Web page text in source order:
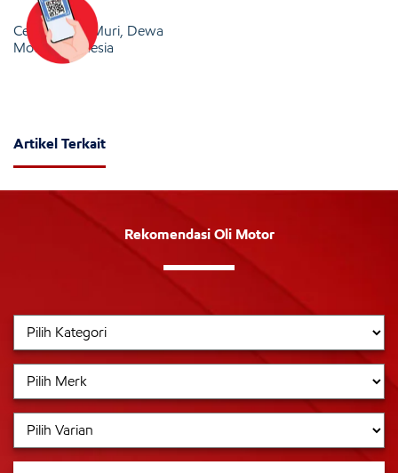
Cetak Rekor Muri, Dewa
Motor Indonesia
Artikel Terkait
Rekomendasi Oli Motor